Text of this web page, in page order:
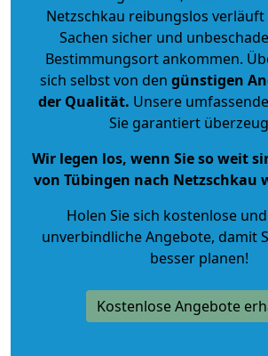
Netzschkau reibungslos
Sachen sicher und
Bestimmungsort ankommen.
sich selbst von den günstigen
der Qualität. Unsere
Sie garantiert
Wir legen los, wenn Sie so weit
von Tübingen nach Netzschkau
Holen Sie sich kostenlose
unverbindliche Angebote, damit
besser planen!
Kostenlose Angebote